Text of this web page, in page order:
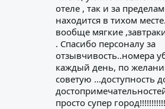
отеле , так и за
находится в тихом
вообще мягкие
. Спасибо персоналу за
отзывчивость..номера
каждый день, по
советую …доступность
просто супер